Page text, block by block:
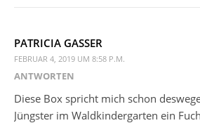
PATRICIA GASSER
FEBRUAR 4, 2019 UM 8:58 P.M.
ANTWORTEN
Diese Box spricht mich schon
Jüngster im Waldkindergarten ein